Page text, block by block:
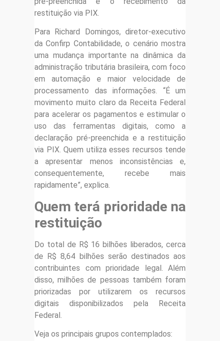
restituição via PIX.
Para Richard Domingos, diretor-executivo
da Confirp Contabilidade, o cenário mostra
uma mudança importante na dinâmica da
administração tributária brasileira, com foco
em automação e maior velocidade de
processamento das informações. “É um
movimento muito claro da Receita Federal
para acelerar os pagamentos e estimular o
uso das ferramentas digitais, como a
declaração pré-preenchida e a restituição
via PIX. Quem utiliza esses recursos tende
a apresentar menos inconsistências e,
consequentemente, recebe mais
rapidamente”, explica.
Quem terá prioridade na
restituição
Do total de R$ 16 bilhões liberados, cerca
de R$ 8,64 bilhões serão destinados aos
contribuintes com prioridade legal. Além
disso, milhões de pessoas também foram
priorizadas por utilizarem os recursos
digitais disponibilizados pela Receita
Federal.
Veja os principais grupos contemplados: